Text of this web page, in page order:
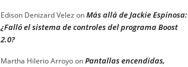
Edison Denizard Velez onMás allá de Jackie Espinosa:
¿Falló el sistema de controles del programa Boost
2.0?
Martha Hilerio ArroyoonPantallas encendidas,